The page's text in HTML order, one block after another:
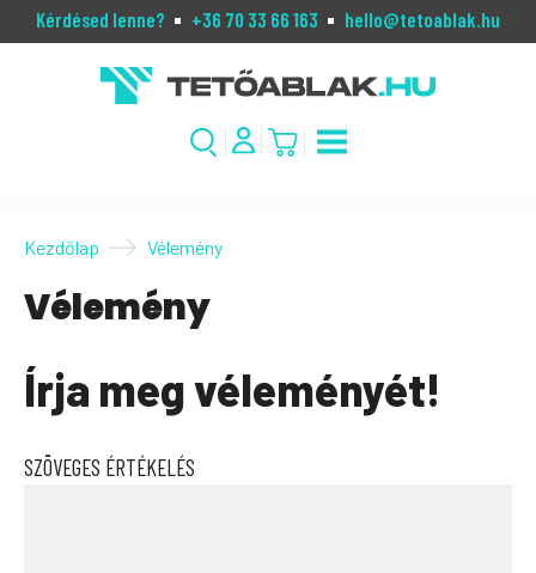
Kérdésed lenne? +36 70 33 66 163 hello@tetoablak.hu
Kezdőlap Vélemény
Vélemény
Írja meg véleményét!
SZÖVEGES ÉRTÉKELÉS